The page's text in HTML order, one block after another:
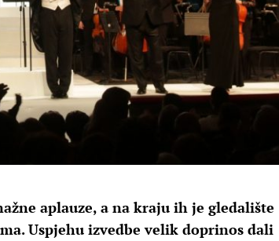
aplauze, a na kraju ih je gledalište
Uspjehu izvedbe velik doprinos dali